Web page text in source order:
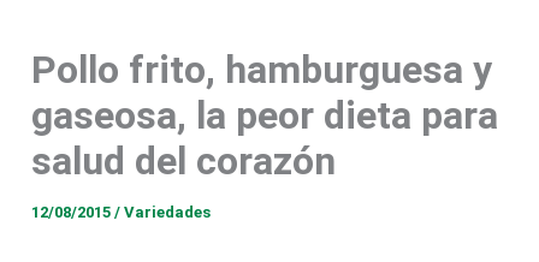
Pollo frito, hamburguesa y
gaseosa, la peor dieta para
salud del corazón
12/08/2015/Variedades